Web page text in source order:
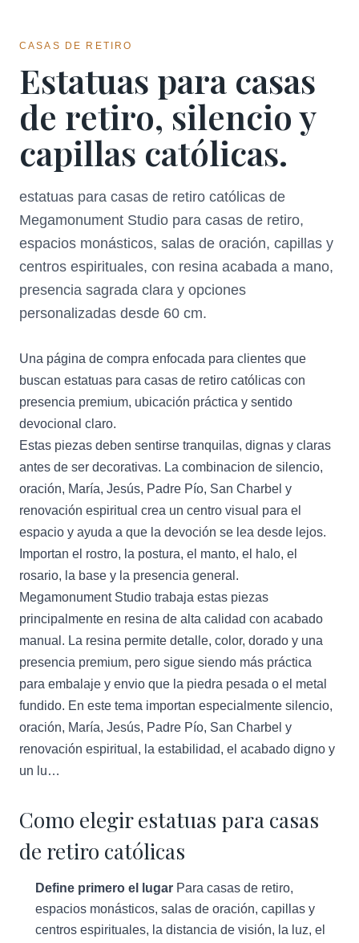
CASAS DE RETIRO
Estatuas para casas
de retiro, silencio y
capillas católicas.
estatuas para casas de retiro católicas de
Megamonument Studio para casas de retiro,
espacios monásticos, salas de oración, capillas y
centros espirituales, con resina acabada a mano,
presencia sagrada clara y opciones
personalizadas desde 60 cm.
Una página de compra enfocada para clientes que
buscan estatuas para casas de retiro católicas con
presencia premium, ubicación práctica y sentido
devocional claro.
Estas piezas deben sentirse tranquilas, dignas y claras
antes de ser decorativas. La combinacion de silencio,
oración, María, Jesús, Padre Pío, San Charbel y
renovación espiritual crea un centro visual para el
espacio y ayuda a que la devoción se lea desde lejos.
Importan el rostro, la postura, el manto, el halo, el
rosario, la base y la presencia general.
Megamonument Studio trabaja estas piezas
principalmente en resina de alta calidad con acabado
manual. La resina permite detalle, color, dorado y una
presencia premium, pero sigue siendo más práctica
para embalaje y envio que la piedra pesada o el metal
fundido. En este tema importan especialmente silencio,
oración, María, Jesús, Padre Pío, San Charbel y
renovación espiritual, la estabilidad, el acabado digno y
un lu…
Como elegir estatuas para casas
de retiro católicas
Define primero el lugar Para casas de retiro,
espacios monásticos, salas de oración, capillas y
centros espirituales, la distancia de visión, la luz, el